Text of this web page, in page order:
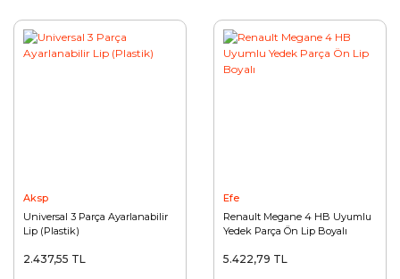
Aksp
Universal 3 Parça Ayarlanabilir
Lip (Plastik)
2.437,55 TL
Efe
Renault Megane 4 HB Uyumlu
Yedek Parça Ön Lip Boyalı
5.422,79 TL